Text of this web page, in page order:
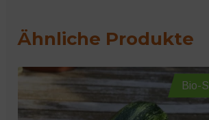
Ähnliche Produkte
Bio-